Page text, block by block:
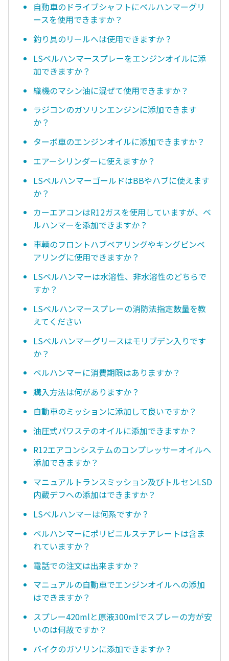
自動車のドライブシャフトにベルハンマーグリ
ースを使用できますか？
釣り具のリールへは使用できますか？
LSベルハンマースプレーをエンジンオイルに添
加できますか？
織機のマシン油に混ぜて使用できますか？
ラジコンのガソリンエンジンに添加できます
か？
ターボ車のエンジンオイルに添加できますか？
エアーシリンダーに使えますか？
LSベルハンマーゴールドはBBやハブに使えます
か？
カーエアコンはR12ガスを使用していますが、ベ
ルハンマーを添加できますか？
車輌のフロントハブベアリングやキングピンベ
アリングに使用できますか？
LSベルハンマーは水溶性、非水溶性のどちらで
すか？
LSベルハンマースプレーの消防法指定数量を教
えてください
LSベルハンマーグリースはモリブデン入りです
か？
ベルハンマーに消費期限はありますか？
購入方法は何がありますか？
自動車のミッションに添加して良いですか？
油圧式パワステのオイルに添加できますか？
R12エアコンシステムのコンプレッサーオイルへ
添加できますか？
マニュアルトランスミッション及びトルセンLSD
内蔵デフへの添加はできますか？
LSベルハンマーは何系ですか？
ベルハンマーにポリビニルステアレートは含ま
れていますか？
電話での注文は出来ますか？
マニュアルの自動車でエンジンオイルへの添加
はできますか？
スプレー420mlと原液300mlでスプレーの方が安
いのは何故ですか？
バイクのガソリンに添加できますか？